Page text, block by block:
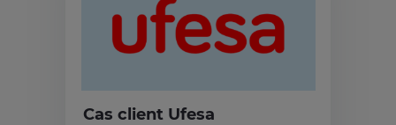
Cas client Ufesa